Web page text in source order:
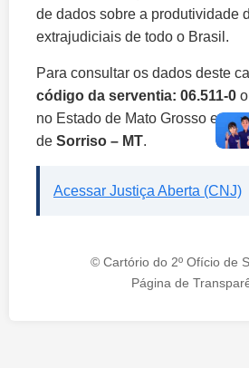
de dados sobre a produtividade
extrajudiciais de todo o Brasil.
Para consultar os dados deste
código da serventia: 06.511-0
no Estado de Mato Grosso e
de Sorriso – MT.
Acessar Justiça Aberta (CNJ)
© Cartório do 2º Ofício de
Página de